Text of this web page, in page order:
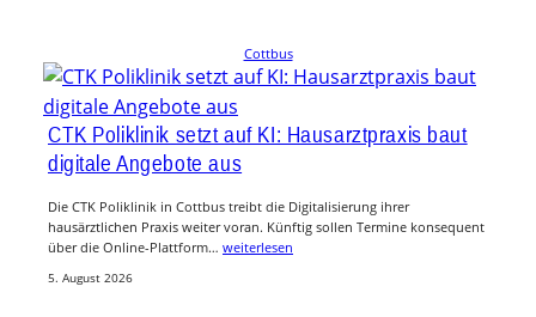
Cottbus
CTK Poliklinik setzt auf KI: Hausarztpraxis baut
digitale Angebote aus
Die CTK Poliklinik in Cottbus treibt die Digitalisierung ihrer
hausärztlichen Praxis weiter voran. Künftig sollen Termine konsequent
über die Online-Plattform… weiterlesen
5. August 2026